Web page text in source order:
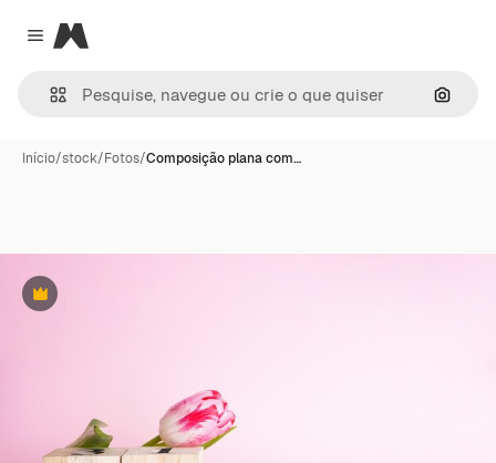
Close menu
Magnific
Início/stock/Fotos/Composição plana com…
Premium